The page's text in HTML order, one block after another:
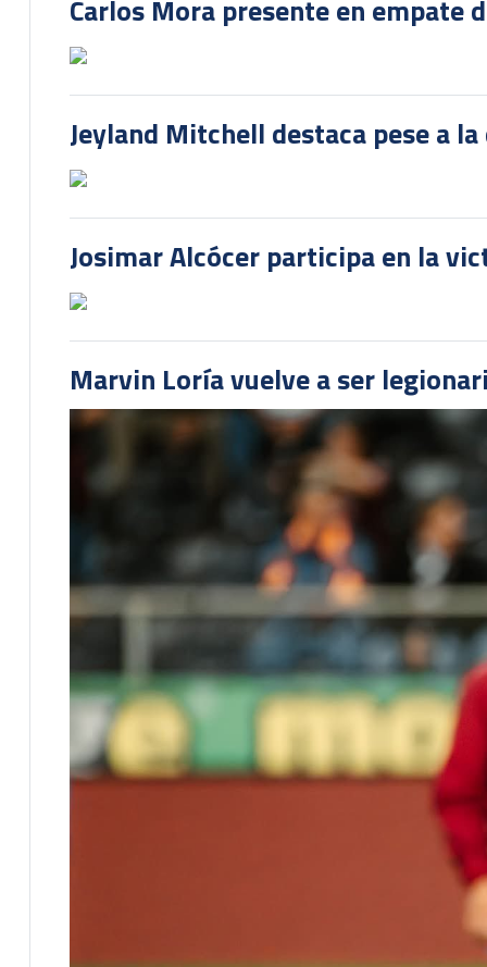
Carlos Mora presente en empate
Jeyland Mitchell destaca pese a
Josimar Alcócer participa en la
Marvin Loría vuelve a ser